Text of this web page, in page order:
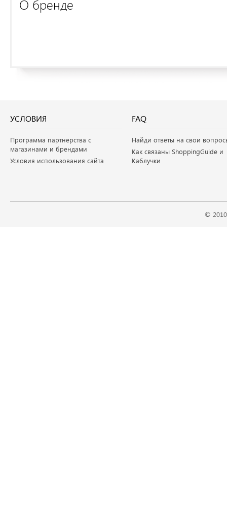
О бренде
УСЛОВИЯ
Программа партнерства с
магазинами и брендами
Условия использования сайта
FAQ
Найди ответы на свои
Как связаны ShoppingGuide и
Каблучки
©